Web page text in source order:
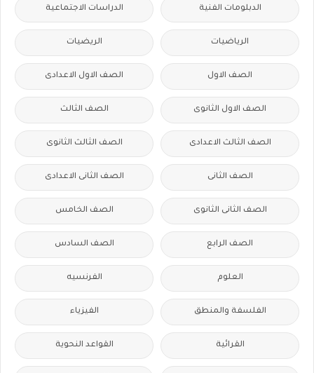
الدبلومات الفنية الدراسات الاجتماعية
الرياضيات الريضيات
الصف الاول الصف الاول الاعدادى
الصف الاول الثانوى الصف الثالث
الصف الثالث الاعدادى الصف الثالث الثانوى
الصف الثانى الصف الثانى الاعدادى
الصف الثانى الثانوى الصف الخامس
الصف الرابع الصف السادس
العلوم الفرنسيه
الفلسفة والمنطق الفيزياء
القرائية القواعد النحوية